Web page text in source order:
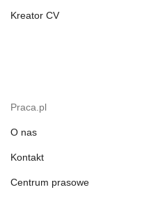
Kreator CV
Praca.pl
O nas
Kontakt
Centrum prasowe